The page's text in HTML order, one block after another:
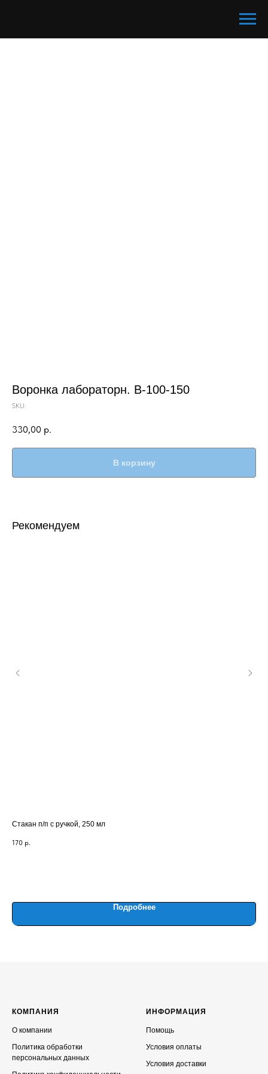
Воронка лабораторн. В-100-150
SKU:
330,00 р.
В корзину
Рекомендуем
Стакан п/п с ручкой, 250 мл
170 р.
Подробнее
КОМПАНИЯ
О компании
Политика обработки
персональных данных
ИНФОРМАЦИЯ
Помощь
Условия оплаты
Условия доставки